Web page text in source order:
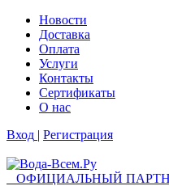
Новости
Доставка
Оплата
Услуги
Контакты
Cертификаты
О нас
Вход | Регистрация
ОФИЦИАЛЬНЫЙ